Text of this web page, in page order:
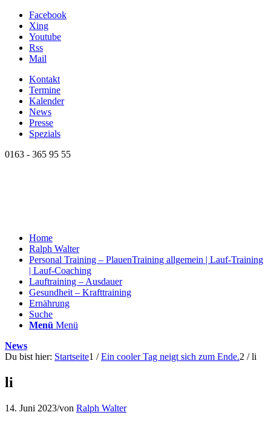
Facebook
Xing
Youtube
Rss
Mail
Kontakt
Termine
Kalender
News
Presse
Spezials
0163 - 365 95 55
Home
Ralph Walter
Personal Training – PlauenTraining allgemein | Lauf-Training
| Lauf-Coaching
Lauftraining – Ausdauer
Gesundheit – Krafttraining
Ernährung
Suche
Menü Menü
News
Du bist hier: Startseite1 / Ein cooler Tag neigt sich zum Ende.2 / li
li
14. Juni 2023/von Ralph Walter